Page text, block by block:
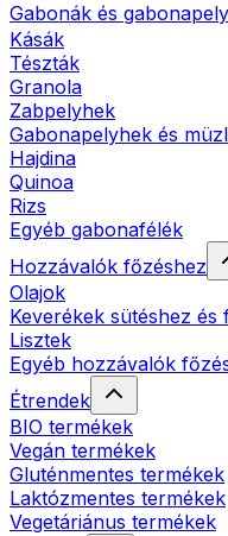
Gabonák és
Kásák
Tészták
Granola
Zabpelyhek
Gabonapelyhek és
Hajdina
Quinoa
Rizs
Egyéb gabonafélék
Hozzávalók főzéshez
Olajok
Keverékek sütéshez és
Lisztek
Egyéb hozzávalók
Étrendek
BIO termékek
Vegán termékek
Gluténmentes termékek
Laktózmentes termékek
Vegetáriánus termékek